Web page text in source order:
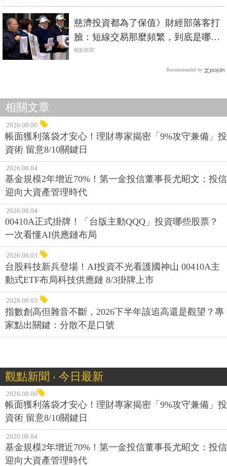
慈濟投資都為了保值》財經部落客打
臉：短線交易那麼頻繁，到底是哪裡
穩健？
觀點新聞
Recommended by
相關文章
2026.08.06
帳面獲利落袋才安心！理財專家揭密「9%攻守兼備」投
資術 留意8/10關鍵日
2026.08.04
基金規模2年增近70%！第一金投信董事長尤昭文：投信
迎向大資產管理時代
2026.08.04
00410A正式掛牌！「台版主動QQQ」投資哪些股票？
一次看懂AI供應鏈布局
2026.08.03
台股科技新兵登場！AI投資不光看護國神山 00410A主
動式ETF布局科技供應鏈 8/3掛牌上市
2026.08.03
指數創高但雜音不斷，2026下半年該追高還是觀望？專
家點出關鍵：分散不是口號
觀點新聞 ‧ 今日最新
2026.08.06
帳面獲利落袋才安心！理財專家揭密「9%攻守兼備」投
資術 留意8/10關鍵日
2026.08.04
基金規模2年增近70%！第一金投信董事長尤昭文：投信
迎向大資產管理時代